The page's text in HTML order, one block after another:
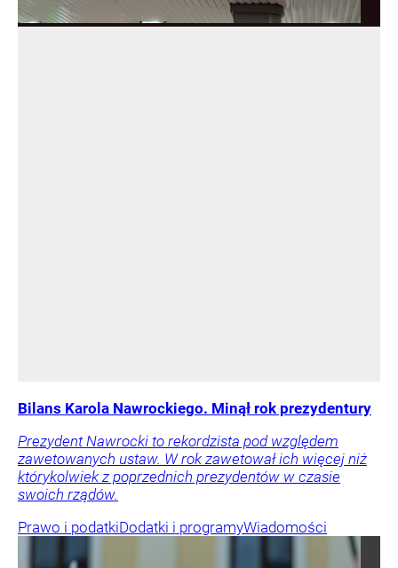
Bilans Karola Nawrockiego. Minął rok prezydentury
Prezydent Nawrocki to rekordzista pod względem
zawetowanych ustaw. W rok zawetował ich więcej niż
którykolwiek z poprzednich prezydentów w czasie
swoich rządów.
Prawo i podatkiDodatki i programyWiadomości